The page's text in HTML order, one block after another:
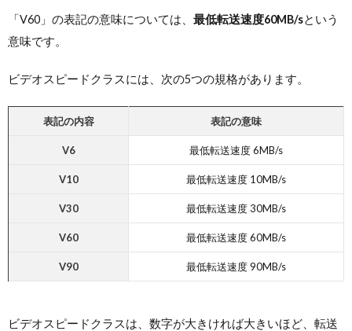
「V60」の表記の意味については、 最低転送速度60MB/sという
意味です。
ビデオスピードクラスには、次の5つの規格があります。
表記の内容 表記の意味
V6 最低転送速度 6MB/s
V10 最低転送速度 10MB/s
V30 最低転送速度 30MB/s
V60 最低転送速度 60MB/s
V90 最低転送速度 90MB/s
ビデオスピードクラスは、数字が大きければ大きいほど、転送